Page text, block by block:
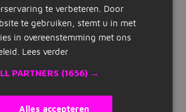
per maand
te verbeteren. Door
te gebruiken, stemt u in met
in overeenstemming met ons
Lees verder
PARTNERS (1656) →
Alles accepteren